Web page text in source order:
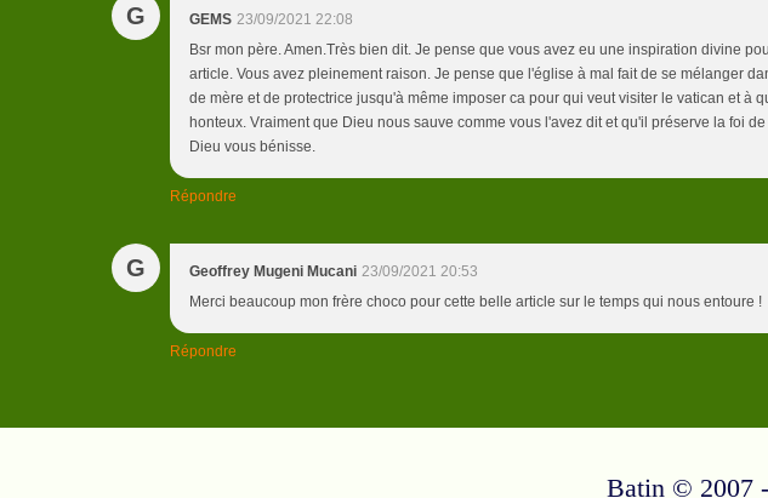
G GEMS 23/09/2021 22:08
Bsr mon père. Amen.Très bien dit. Je pense que vous avez eu une inspiration divine
article. Vous avez pleinement raison. Je pense que l'église à mal fait de se mélanger
de mère et de protectrice jusqu'à même imposer ca pour qui veut visiter le vatican et à
honteux. Vraiment que Dieu nous sauve comme vous l'avez dit et qu'il préserve la foi
Dieu vous bénisse.
Répondre
G Geoffrey Mugeni Mucani 23/09/2021 20:53
Merci beaucoup mon frère choco pour cette belle article sur le temps qui nous entoure !
Répondre
Batin © 2007